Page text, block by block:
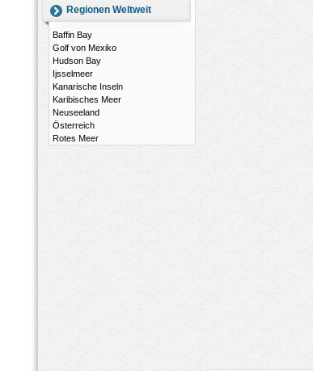
Regionen Weltweit
Baffin Bay
Golf von Mexiko
Hudson Bay
Ijsselmeer
Kanarische Inseln
Karibisches Meer
Neuseeland
Österreich
Rotes Meer